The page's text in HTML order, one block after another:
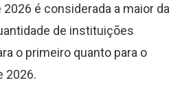
é considerada a maior da
de instituições
o primeiro quanto para o
2026.